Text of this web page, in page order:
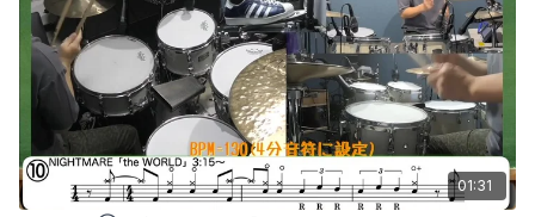
01:31